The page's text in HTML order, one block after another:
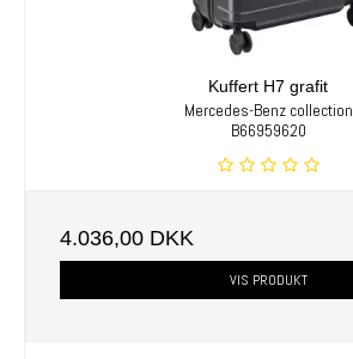
Kuffert H7 grafit
Mercedes-Benz collection
B66959620
4.036,00 DKK
VIS PRODUKT